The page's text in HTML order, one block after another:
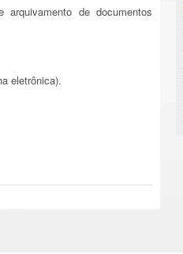
de documentos
eletrônica).